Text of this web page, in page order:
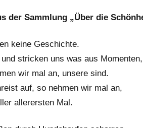
der Sammlung „Über die
keine Geschichte.
stricken uns was aus Momenten,
wir mal an, unsere sind.
auf, so nehmen wir mal an,
allerersten Mal.